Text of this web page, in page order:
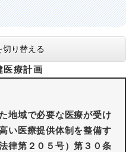
り替える
医療計画
地域で必要な医療が受け
い医療提供体制を整備す
律第２０５号）第３０条